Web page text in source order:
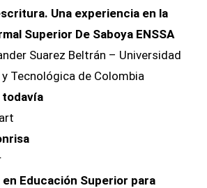
Una experiencia en la
Superior De Saboya ENSSA
Suarez Beltrán – Universidad
Tecnológica de Colombia
todavía
Educación Superior para